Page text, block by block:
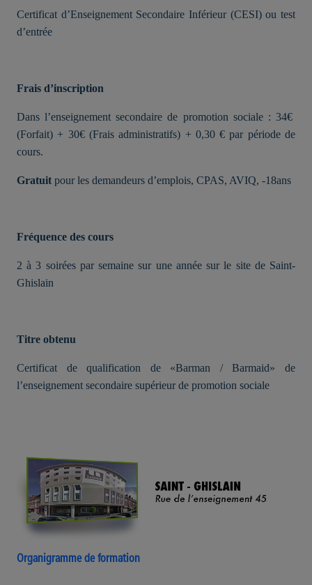
Certificat d’Enseignement Secondaire Inférieur (CESI) ou test
d’entrée
Frais d’inscription
Dans l’enseignement secondaire de promotion sociale : 34€
(Forfait) + 30€ (Frais administratifs) + 0,30 € par période de
cours.
Gratuit pour les demandeurs d’emplois, CPAS, AVIQ, -18ans
Fréquence des cours
2 à 3 soirées par semaine sur une année sur le site de Saint-
Ghislain
Titre obtenu
Certificat de qualification de «Barman / Barmaid» de
l’enseignement secondaire supérieur de promotion sociale
Organigramme de formation